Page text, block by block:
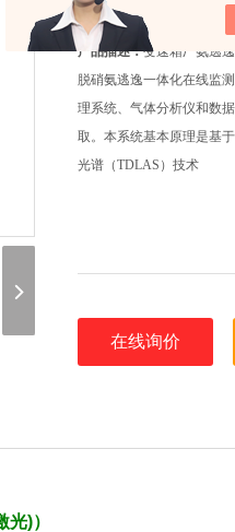
产品描述：变速箱厂氨逃
脱硝氨逃逸一体化在线监
理系统、气体分析仪和数
取。本系统基本原理是基
光谱（TDLAS）技术
在线询价
光)）